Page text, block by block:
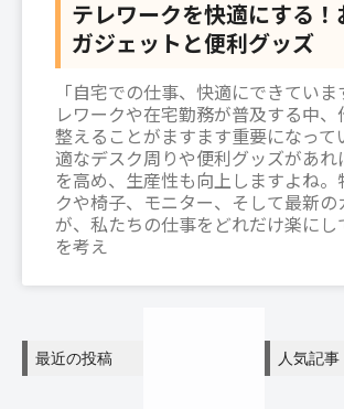
テレワークを快適にする！
ガジェットと便利グッズ
「自宅での仕事、快適にできてい
レワークや在宅勤務が普及する中、
整えることがますます重要になって
適なデスク周りや便利グッズがあれ
を高め、生産性も向上しますよね。
クや椅子、モニター、そして最新の
が、私たちの仕事をどれだけ楽にし
を考え
最近の投稿 人気記事